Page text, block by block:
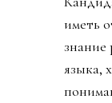
иметь
знание
языка,